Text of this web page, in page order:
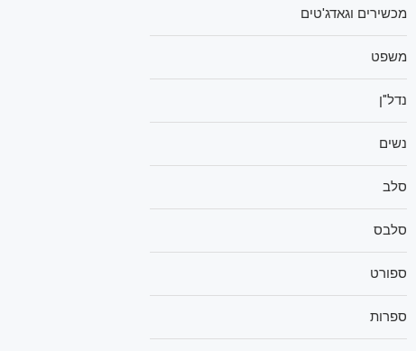
מכשירים וגאדג'טים
משפט
נדל"ן
נשים
סלב
סלבס
ספורט
ספרות